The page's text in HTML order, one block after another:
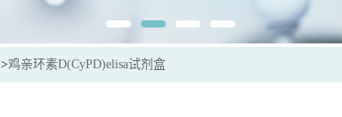
>鸡亲环素D(CyPD)elisa试剂盒